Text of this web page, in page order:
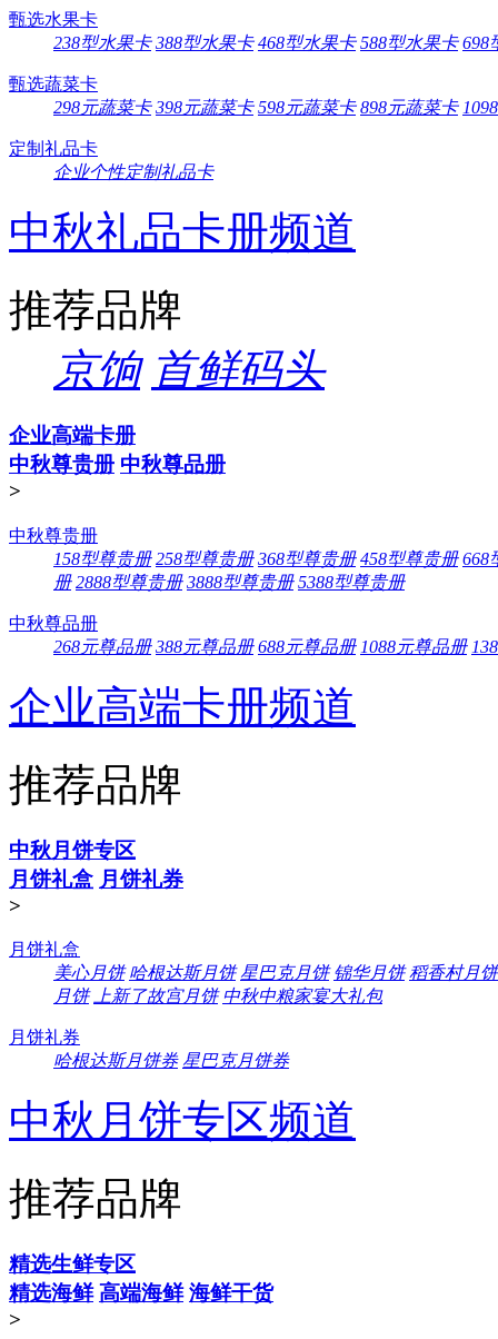
甄选水果卡
238型水果卡 388型水果卡 468型水果卡 588型水果卡 698
甄选蔬菜卡
298元蔬菜卡 398元蔬菜卡 598元蔬菜卡 898元蔬菜卡
定制礼品卡
企业个性定制礼品卡
中秋礼品卡册频道
推荐品牌
京饷 首鲜码头
企业高端卡册
中秋尊贵册 中秋尊品册
>
中秋尊贵册
158型尊贵册 258型尊贵册 368型尊贵册 458型尊贵册 668
册 2888型尊贵册 3888型尊贵册 5388型尊贵册
中秋尊品册
268元尊品册 388元尊品册 688元尊品册 1088元尊品册
企业高端卡册频道
推荐品牌
中秋月饼专区
月饼礼盒 月饼礼券
>
月饼礼盒
美心月饼 哈根达斯月饼 星巴克月饼 锦华月饼 稻香村月饼
月饼
上新了故宫月饼 中秋中粮家宴大礼包
月饼礼券
哈根达斯月饼券 星巴克月饼券
中秋月饼专区频道
推荐品牌
精选生鲜专区
精选海鲜 高端海鲜 海鲜干货
>